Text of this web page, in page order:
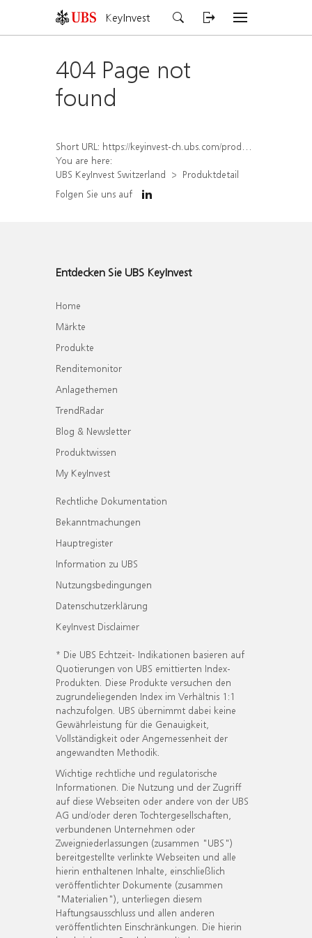
KeyInvest
404 Page not
found
Short URL: https://keyinvest-ch.ubs.com/produkt/detail/index/isin/CH1577994788
You are here:
UBS KeyInvest Switzerland
Produktdetail
Folgen Sie uns auf
Entdecken Sie UBS KeyInvest
Home
Märkte
Produkte
Renditemonitor
Anlagethemen
TrendRadar
Blog & Newsletter
Produktwissen
My KeyInvest
Rechtliche Dokumentation
Bekanntmachungen
Hauptregister
Information zu UBS
Nutzungsbedingungen
Datenschutzerklärung
KeyInvest Disclaimer
* Die UBS Echtzeit- Indikationen basieren auf
Quotierungen von UBS emittierten Index-
Produkten. Diese Produkte versuchen den
zugrundeliegenden Index im Verhältnis 1:1
nachzufolgen. UBS übernimmt dabei keine
Gewährleistung für die Genauigkeit,
Vollständigkeit oder Angemessenheit der
angewandten Methodik.
Wichtige rechtliche und regulatorische
Informationen. Die Nutzung und der Zugriff
auf diese Webseiten oder andere von der UBS
AG und/oder deren Tochtergesellschaften,
verbundenen Unternehmen oder
Zweigniederlassungen (zusammen "UBS")
bereitgestellte verlinkte Webseiten und alle
hierin enthaltenen Inhalte, einschließlich
veröffentlichter Dokumente (zusammen
"Materialien"), unterliegen diesem
Haftungsausschluss und allen anderen
veröffentlichten Einschränkungen. Die hierin